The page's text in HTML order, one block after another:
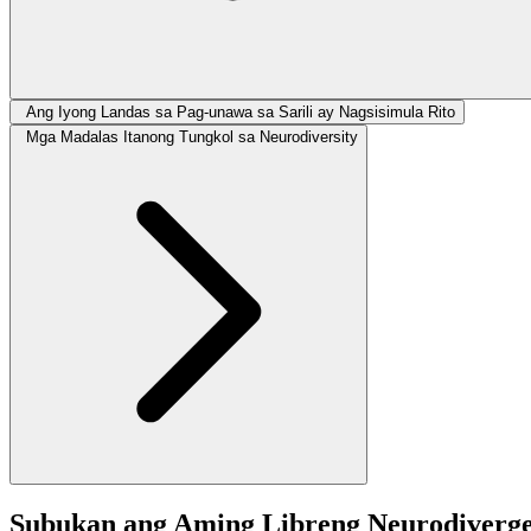
Ang Iyong Landas sa Pag-unawa sa Sarili ay Nagsisimula Rito
Mga Madalas Itanong Tungkol sa Neurodiversity
Subukan ang Aming Libreng